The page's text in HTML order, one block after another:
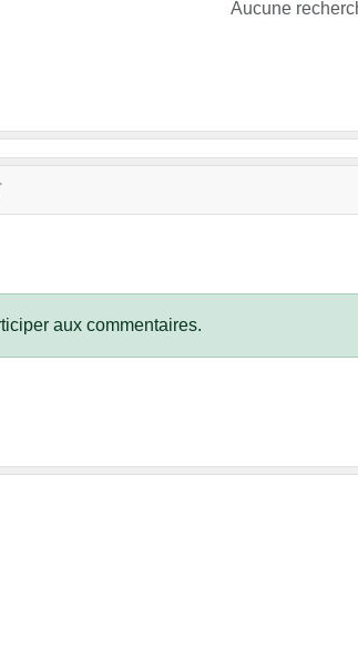
Aucune
aux commentaires.